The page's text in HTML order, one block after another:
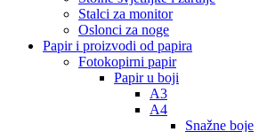
Stalci za monitor
Oslonci za noge
Papir i proizvodi od papira
Fotokopirni papir
Papir u boji
A3
A4
Snažne boje